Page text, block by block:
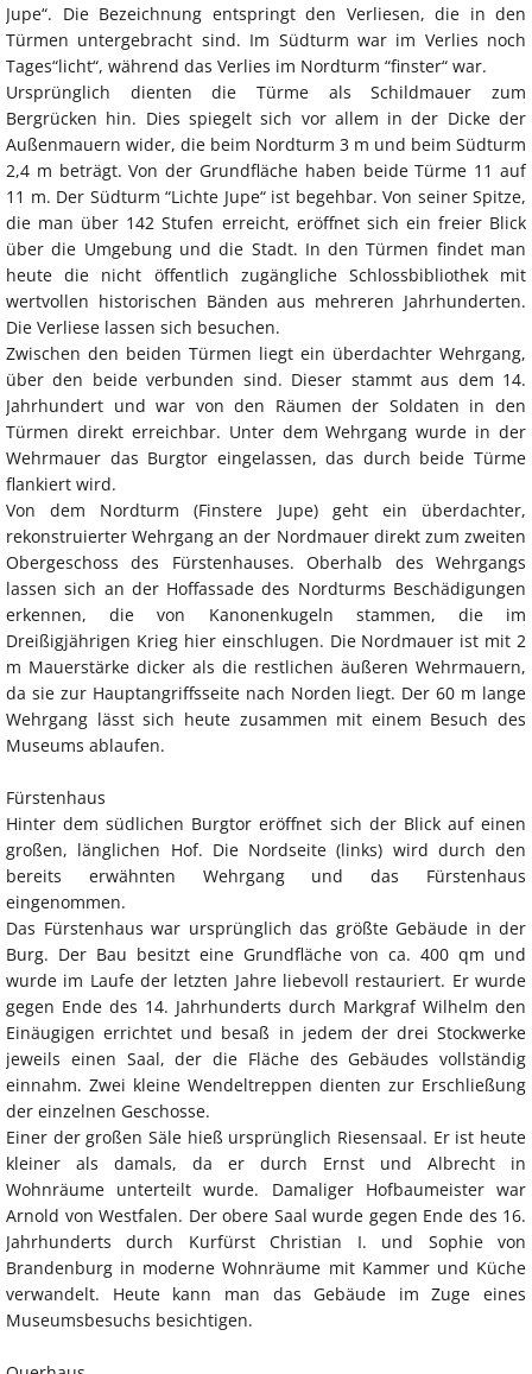
Jupe“. Die Bezeichnung entspringt den Verliesen, die in den
Türmen untergebracht sind. Im Südturm war im Verlies noch
Tages“licht“, während das Verlies im Nordturm “finster“ war.
Ursprünglich dienten die Türme als Schildmauer zum
Bergrücken hin. Dies spiegelt sich vor allem in der Dicke der
Außenmauern wider, die beim Nordturm 3 m und beim Südturm
2,4 m beträgt. Von der Grundfläche haben beide Türme 11 auf
11 m. Der Südturm “Lichte Jupe“ ist begehbar. Von seiner Spitze,
die man über 142 Stufen erreicht, eröffnet sich ein freier Blick
über die Umgebung und die Stadt. In den Türmen findet man
heute die nicht öffentlich zugängliche Schlossbibliothek mit
wertvollen historischen Bänden aus mehreren Jahrhunderten.
Die Verliese lassen sich besuchen.
Zwischen den beiden Türmen liegt ein überdachter Wehrgang,
über den beide verbunden sind. Dieser stammt aus dem 14.
Jahrhundert und war von den Räumen der Soldaten in den
Türmen direkt erreichbar. Unter dem Wehrgang wurde in der
Wehrmauer das Burgtor eingelassen, das durch beide Türme
flankiert wird.
Von dem Nordturm (Finstere Jupe) geht ein überdachter,
rekonstruierter Wehrgang an der Nordmauer direkt zum zweiten
Obergeschoss des Fürstenhauses. Oberhalb des Wehrgangs
lassen sich an der Hoffassade des Nordturms Beschädigungen
erkennen, die von Kanonenkugeln stammen, die im
Dreißigjährigen Krieg hier einschlugen. Die Nordmauer ist mit 2
m Mauerstärke dicker als die restlichen äußeren Wehrmauern,
da sie zur Hauptangriffsseite nach Norden liegt. Der 60 m lange
Wehrgang lässt sich heute zusammen mit einem Besuch des
Museums ablaufen.
Fürstenhaus
Hinter dem südlichen Burgtor eröffnet sich der Blick auf einen
großen, länglichen Hof. Die Nordseite (links) wird durch den
bereits erwähnten Wehrgang und das Fürstenhaus
eingenommen.
Das Fürstenhaus war ursprünglich das größte Gebäude in der
Burg. Der Bau besitzt eine Grundfläche von ca. 400 qm und
wurde im Laufe der letzten Jahre liebevoll restauriert. Er wurde
gegen Ende des 14. Jahrhunderts durch Markgraf Wilhelm den
Einäugigen errichtet und besaß in jedem der drei Stockwerke
jeweils einen Saal, der die Fläche des Gebäudes vollständig
einnahm. Zwei kleine Wendeltreppen dienten zur Erschließung
der einzelnen Geschosse.
Einer der großen Säle hieß ursprünglich Riesensaal. Er ist heute
kleiner als damals, da er durch Ernst und Albrecht in
Wohnräume unterteilt wurde. Damaliger Hofbaumeister war
Arnold von Westfalen. Der obere Saal wurde gegen Ende des 16.
Jahrhunderts durch Kurfürst Christian I. und Sophie von
Brandenburg in moderne Wohnräume mit Kammer und Küche
verwandelt. Heute kann man das Gebäude im Zuge eines
Museumsbesuchs besichtigen.